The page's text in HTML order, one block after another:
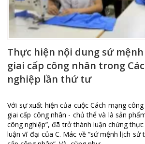
Thực hiện nội dung sứ
giai cấp công nhân trong
nghiệp lần thứ tư
Với sự xuất hiện của cuộc Cách mạng
giai cấp công nhân - chủ thể và là sản
công nghiệp”, đã trở thành luận chứng
luận vĩ đại của C. Mác về “sứ mệnh lịch sử